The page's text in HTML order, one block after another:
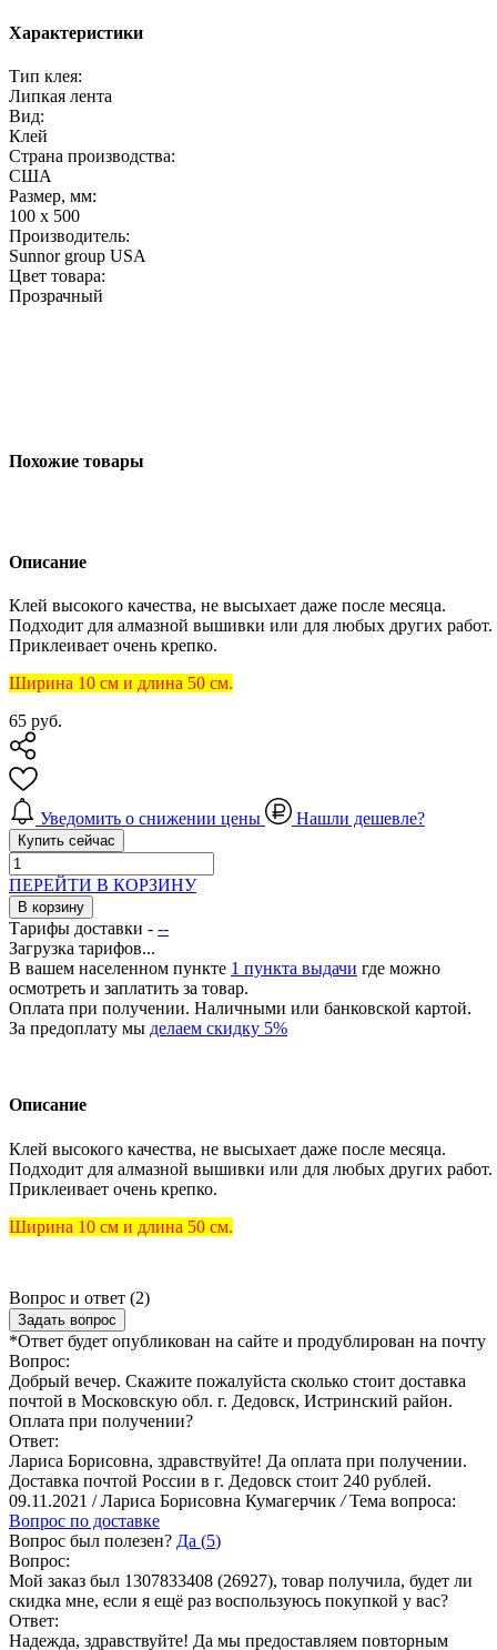
Характеристики
Тип клея:
Липкая лента
Вид:
Клей
Страна производства:
США
Размер, мм:
100 x 500
Производитель:
Sunnor group USA
Цвет товара:
Прозрачный
Похожие товары
Описание
Клей высокого качества, не высыхает даже после месяца.
Подходит для алмазной вышивки или для любых других работ.
Приклеивает очень крепко.
Ширина 10 см и длина 50 см.
65 руб.
Уведомить о снижении цены Нашли дешевле?
Купить сейчас
ПЕРЕЙТИ В КОРЗИНУ
В корзину
Тарифы доставки - --
Загрузка тарифов...
В вашем населенном пункте 1 пункта выдачи где можно
осмотреть и заплатить за товар.
Оплата при получении. Наличными или банковской картой.
За предоплату мы делаем скидку 5%
Описание
Клей высокого качества, не высыхает даже после месяца.
Подходит для алмазной вышивки или для любых других работ.
Приклеивает очень крепко.
Ширина 10 см и длина 50 см.
Вопрос и ответ (2)
Задать вопрос
*Ответ будет опубликован на сайте и продублирован на почту
Вопрос:
Добрый вечер. Скажите пожалуйста сколько стоит доставка
почтой в Московскую обл. г. Дедовск, Истринский район.
Оплата при получении?
Ответ:
Лариса Борисовна, здравствуйте! Да оплата при получении.
Доставка почтой России в г. Дедовск стоит 240 рублей.
09.11.2021 / Лариса Борисовна Кумагерчик / Тема вопроса:
Вопрос по доставке
Вопрос был полезен? Да (5)
Вопрос:
Мой заказ был 1307833408 (26927), товар получила, будет ли
скидка мне, если я ещё раз воспользуюсь покупкой у вас?
Ответ:
Надежда, здравствуйте! Да мы предоставляем повторным